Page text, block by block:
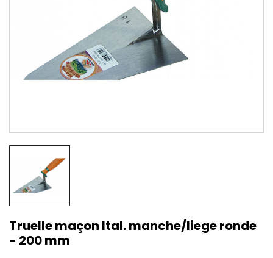
Truelle maçon Ital. manche/liege ronde
- 200 mm